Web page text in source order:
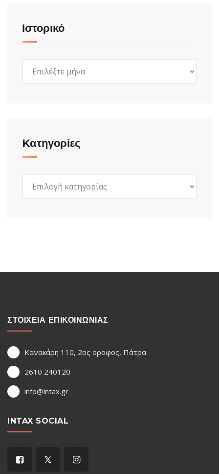
Ιστορικό
Kατηγορίες
ΣΤΟΙΧΕΙΑ ΕΠΙΚΟΙΝΩΝΙΑΣ
Κανακάρη 110, 2ος οροφος, Πάτρα
2610 240120
info@intax.gr
INTAX SOCIAL